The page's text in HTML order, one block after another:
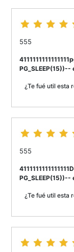
555
¿Te fué util esta
555
¿Te fué util esta